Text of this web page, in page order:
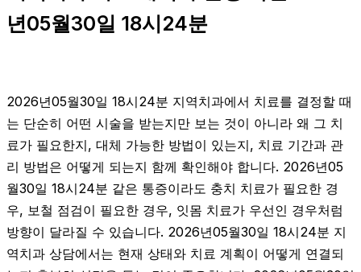
년05월30일 18시24분
2026년05월30일 18시24분 지역치과에서 치료를 결정할 때
는 단순히 어떤 시술을 받는지만 보는 것이 아니라 왜 그 치
료가 필요한지, 대체 가능한 방법이 있는지, 치료 기간과 관
리 방법은 어떻게 되는지 함께 확인해야 합니다. 2026년05
월30일 18시24분 같은 통증이라도 충치 치료가 필요한 경
우, 보철 점검이 필요한 경우, 잇몸 치료가 우선인 경우처럼
방향이 달라질 수 있습니다. 2026년05월30일 18시24분 지
역치과 상담에서는 현재 상태와 치료 계획이 어떻게 연결되